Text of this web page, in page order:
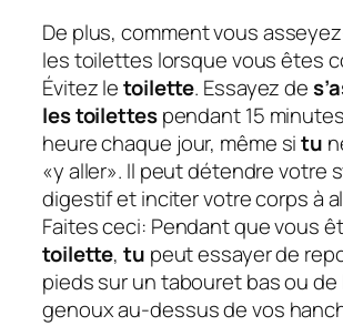
De plus, comment vous
les toilettes lorsque vous êtes
Évitez letoilette. Essayez de
les toilettespendant 15
heure chaque jour, même situ
«y aller». Il peut détendre votre
digestif et inciter votre corps à
Faites ceci: Pendant que vous
toilette,tu peut essayer de
pieds sur un tabouret bas ou de
genoux au-dessus de vos